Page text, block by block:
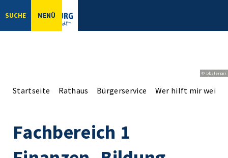
SUCHE MENÜ
© bbsferrari
Startseite Rathaus Bürgerservice Wer hilft mir
Fachbereich 1